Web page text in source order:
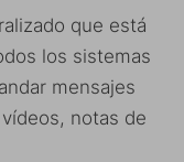
que está
los sistemas
mensajes
notas de